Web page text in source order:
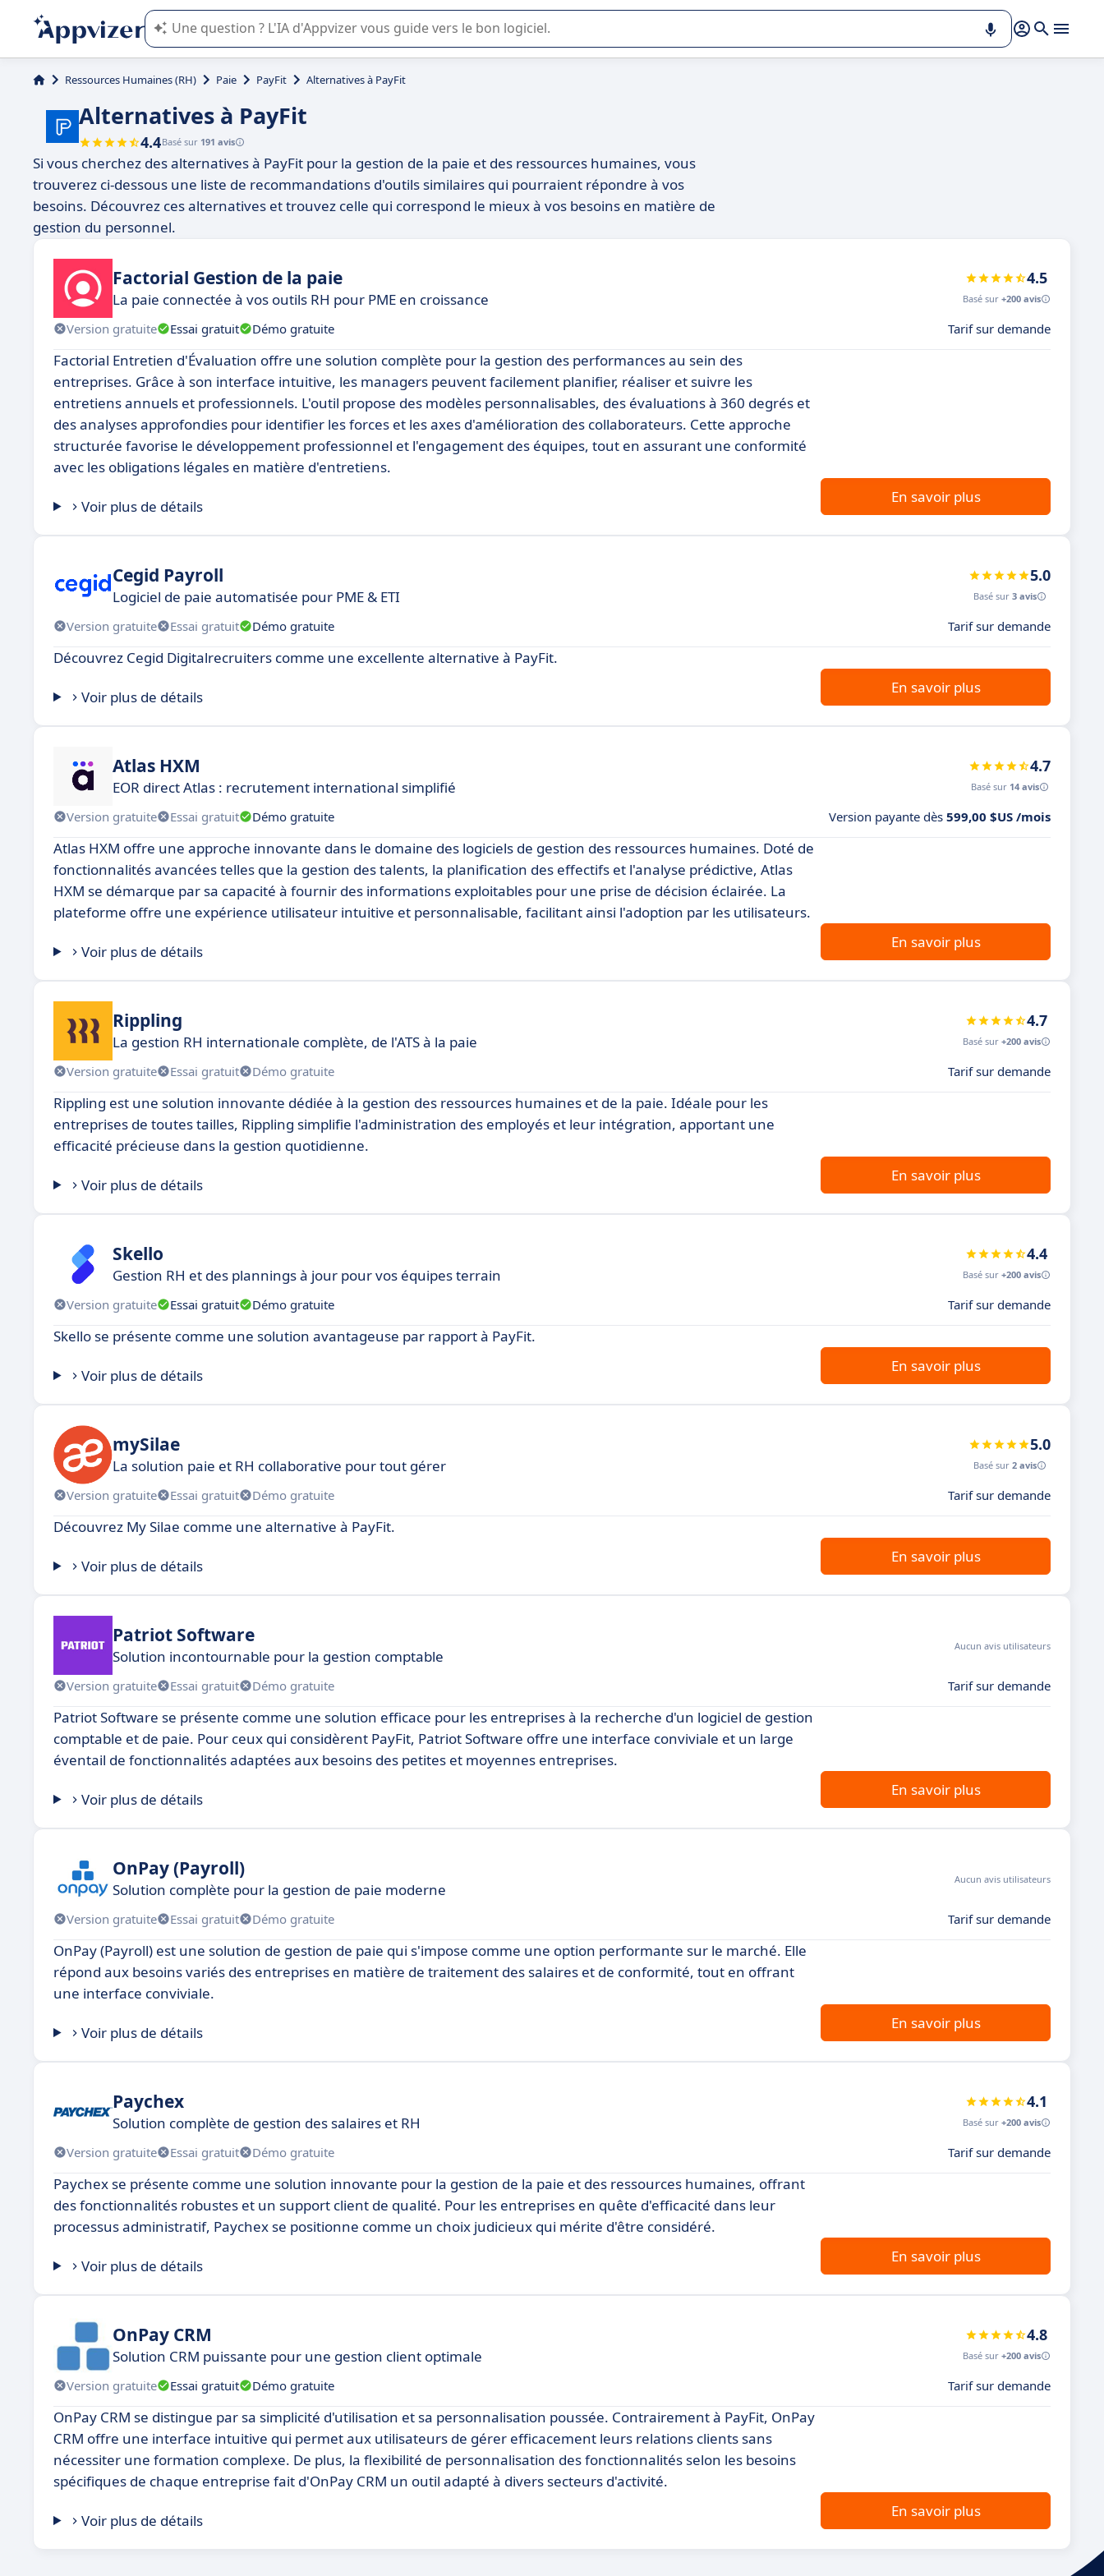
L'IA de Appvizer vous guide dans l'utilisation ou la sélection de logiciel SaaS en entreprise.
Ressources Humaines (RH) Paie PayFit Alternatives à PayFit
Alternatives à PayFit
4.4Basé sur 191 avis
Si vous cherchez des alternatives à PayFit pour la gestion de la paie et des ressources humaines, vous
trouverez ci-dessous une liste de recommandations d'outils similaires qui pourraient répondre à vos
besoins. Découvrez ces alternatives et trouvez celle qui correspond le mieux à vos besoins en matière de
gestion du personnel.
Factorial Gestion de la paie
La paie connectée à vos outils RH pour PME en croissance
4.5
Basé sur +200 avis
Version gratuite Essai gratuit Démo gratuite Tarif sur demande
Factorial Entretien d'Évaluation offre une solution complète pour la gestion des performances au sein des
entreprises. Grâce à son interface intuitive, les managers peuvent facilement planifier, réaliser et suivre les
entretiens annuels et professionnels. L'outil propose des modèles personnalisables, des évaluations à 360 degrés et
des analyses approfondies pour identifier les forces et les axes d'amélioration des collaborateurs. Cette approche
structurée favorise le développement professionnel et l'engagement des équipes, tout en assurant une conformité
avec les obligations légales en matière d'entretiens.
Voir plus de détails
En savoir plus
Cegid Payroll
Logiciel de paie automatisée pour PME & ETI
5.0
Basé sur 3 avis
Version gratuite Essai gratuit Démo gratuite Tarif sur demande
Découvrez Cegid Digitalrecruiters comme une excellente alternative à PayFit.
Voir plus de détails
En savoir plus
Atlas HXM
EOR direct Atlas : recrutement international simplifié
4.7
Basé sur 14 avis
Version gratuite Essai gratuit Démo gratuite Version payante dès 599,00 $US /mois
Atlas HXM offre une approche innovante dans le domaine des logiciels de gestion des ressources humaines. Doté de
fonctionnalités avancées telles que la gestion des talents, la planification des effectifs et l'analyse prédictive, Atlas
HXM se démarque par sa capacité à fournir des informations exploitables pour une prise de décision éclairée. La
plateforme offre une expérience utilisateur intuitive et personnalisable, facilitant ainsi l'adoption par les utilisateurs.
Voir plus de détails
En savoir plus
Rippling
La gestion RH internationale complète, de l'ATS à la paie
4.7
Basé sur +200 avis
Version gratuite Essai gratuit Démo gratuite Tarif sur demande
Rippling est une solution innovante dédiée à la gestion des ressources humaines et de la paie. Idéale pour les
entreprises de toutes tailles, Rippling simplifie l'administration des employés et leur intégration, apportant une
efficacité précieuse dans la gestion quotidienne.
Voir plus de détails
En savoir plus
Skello
Gestion RH et des plannings à jour pour vos équipes terrain
4.4
Basé sur +200 avis
Version gratuite Essai gratuit Démo gratuite Tarif sur demande
Skello se présente comme une solution avantageuse par rapport à PayFit.
Voir plus de détails
En savoir plus
mySilae
La solution paie et RH collaborative pour tout gérer
5.0
Basé sur 2 avis
Version gratuite Essai gratuit Démo gratuite Tarif sur demande
Découvrez My Silae comme une alternative à PayFit.
Voir plus de détails
En savoir plus
Patriot Software
Solution incontournable pour la gestion comptable
Aucun avis utilisateurs
Version gratuite Essai gratuit Démo gratuite Tarif sur demande
Patriot Software se présente comme une solution efficace pour les entreprises à la recherche d'un logiciel de gestion
comptable et de paie. Pour ceux qui considèrent PayFit, Patriot Software offre une interface conviviale et un large
éventail de fonctionnalités adaptées aux besoins des petites et moyennes entreprises.
Voir plus de détails
En savoir plus
OnPay (Payroll)
Solution complète pour la gestion de paie moderne
Aucun avis utilisateurs
Version gratuite Essai gratuit Démo gratuite Tarif sur demande
OnPay (Payroll) est une solution de gestion de paie qui s'impose comme une option performante sur le marché. Elle
répond aux besoins variés des entreprises en matière de traitement des salaires et de conformité, tout en offrant
une interface conviviale.
Voir plus de détails
En savoir plus
Paychex
Solution complète de gestion des salaires et RH
4.1
Basé sur +200 avis
Version gratuite Essai gratuit Démo gratuite Tarif sur demande
Paychex se présente comme une solution innovante pour la gestion de la paie et des ressources humaines, offrant
des fonctionnalités robustes et un support client de qualité. Pour les entreprises en quête d'efficacité dans leur
processus administratif, Paychex se positionne comme un choix judicieux qui mérite d'être considéré.
Voir plus de détails
En savoir plus
OnPay CRM
Solution CRM puissante pour une gestion client optimale
4.8
Basé sur +200 avis
Version gratuite Essai gratuit Démo gratuite Tarif sur demande
OnPay CRM se distingue par sa simplicité d'utilisation et sa personnalisation poussée. Contrairement à PayFit, OnPay
CRM offre une interface intuitive qui permet aux utilisateurs de gérer efficacement leurs relations clients sans
nécessiter une formation complexe. De plus, la flexibilité de personnalisation des fonctionnalités selon les besoins
spécifiques de chaque entreprise fait d'OnPay CRM un outil adapté à divers secteurs d'activité.
Voir plus de détails
En savoir plus